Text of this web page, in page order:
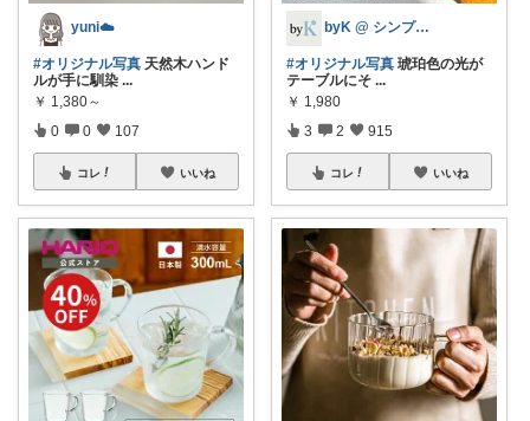
yuni☁️
#オリジナル写真 天然木ハンド
ルが手に馴染 ...
￥ 1,380～
0 0 107
コレ いいね
byK @ シンプル好き
#オリジナル写真 琥珀色の光が
テーブルにそ ...
￥ 1,980
3 2 915
コレ いいね